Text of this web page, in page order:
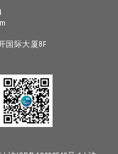
国际大厦8F